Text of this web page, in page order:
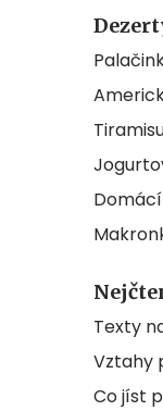
Texty
Vztahy
Co jíst